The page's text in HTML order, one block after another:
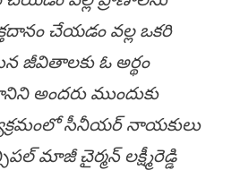
చేయడం వల్ల ఒకరి
జీవితాలకు ఓ అర్థం
అందరు ముందుకు
సీనీయర్ నాయకులు
మాజీ చైర్మన్ లక్ష్మీరెడ్డి